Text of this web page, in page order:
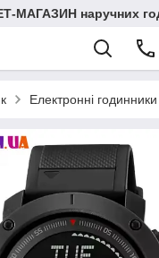
МАГАЗИН наручних
Електронні годинники